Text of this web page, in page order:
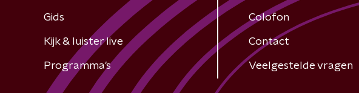
Gids
Kijk & luister live
Programma's
Colofon
Contact
Veelgestelde vragen